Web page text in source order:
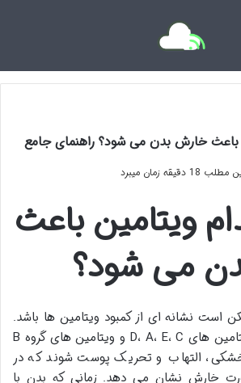
باعث خارش بدن می شود؟ راهنمای جامع
زمان میبرد
ویتامین باعث
می شود؟
است نشانه ای از کمبود ویتامین ها باشد.
به طور کلی، کمبود ویتامین های D، A، E، C و ویتامین های گروه B
التهاب و تحریک پوست شوند که در
خارش نشان می دهد. زمانی که بدن با